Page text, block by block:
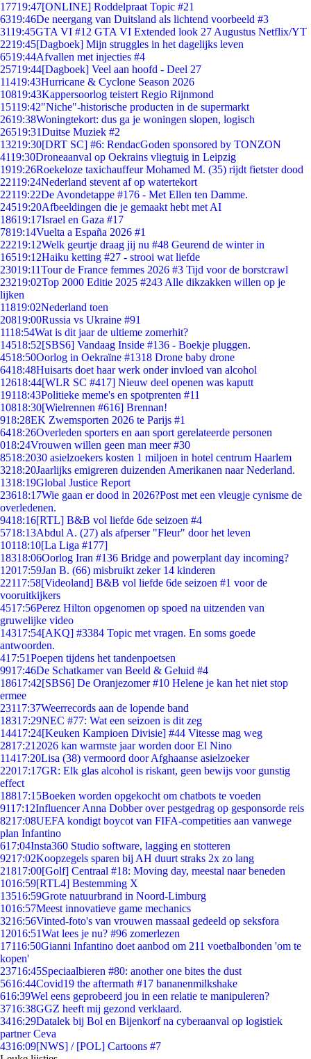
17719:47[ONLINE] Roddelpraat Topic #21
6319:46De neergang van Duitsland als lichtend voorbeeld #3
3119:45GTA VI #12 GTA VI Extended look 27 Augustus Netflix/YT
2219:45[Dagboek] Mijn struggles in het dagelijks leven
6519:44Afvallen met injecties #4
25719:44[Dagboek] Veel aan hoofd - Deel 27
11419:43Hurricane & Cyclone Season 2026
10819:43Kappersoorlog teistert Regio Rijnmond
15119:42"Niche"-historische producten in de supermarkt
2619:38Woningtekort: dus ga je woningen slopen, logisch
26519:31Duitse Muziek #2
13219:30[DRT SC] #6: RendacGoden sponsored by TONZON
4119:30Droneaanval op Oekrains vliegtuig in Leipzig
1919:26Roekeloze taxichauffeur Mohamed M. (35) rijdt fietster dood
22119:24Nederland stevent af op watertekort
22119:22De Avondetappe #176 - Met Ellen ten Damme.
24519:20Afbeeldingen die je gemaakt hebt met AI
18619:17Israel en Gaza #17
7819:14Vuelta a España 2026 #1
22219:12Welk geurtje draag jij nu #48 Geurend de winter in
16519:12Haiku ketting #27 - strooi wat liefde
23019:11Tour de France femmes 2026 #3 Tijd voor de borstcrawl
23219:02Top 2000 Editie 2025 #243 Alle dikzakken willen op je
lijken
11819:02Nederland toen
20819:00Russia vs Ukraine #91
1118:54Wat is dit jaar de ultieme zomerhit?
14518:52[SBS6] Vandaag Inside #136 - Boekje pluggen.
4518:50Oorlog in Oekraïne #1318 Drone baby drone
6418:48Huisarts doet haar werk onder invloed van alcohol
12618:44[WLR SC #417] Nieuw deel openen was kaputt
19118:43Politieke meme's en spotprenten #11
10818:30[Wielrennen #616] Brennan!
918:28EK Zwemsporten 2026 te Parijs #1
6418:26Overleden sporters en aan sport gerelateerde personen
018:24Vrouwen willen geen man meer #30
8518:2030 asielzoekers kosten 1 miljoen in hotel centrum Haarlem
3218:20Jaarlijks emigreren duizenden Amerikanen naar Nederland.
1318:19Global Justice Report
23618:17Wie gaan er dood in 2026?Post met een vleugje cynisme de
overledenen.
9418:16[RTL] B&B vol liefde 6de seizoen #4
5718:13Abdul A. (27) als afperser "Fleur" door het leven
10118:10[La Liga #177]
18318:06Oorlog Iran #136 Bridge and powerplant day incoming?
12017:59Jan B. (66) misbruikt zeker 14 kinderen
22117:58[Videoland] B&B vol liefde 6de seizoen #1 voor de
vooruitkijkers
4517:56Perez Hilton opgenomen op spoed na uitzenden van
gruwelijke video
14317:54[AKQ] #3384 Topic met vragen. En soms goede
antwoorden.
417:51Poepen tijdens het tandenpoetsen
9917:46De Schatkamer van Beeld & Geluid #4
18617:42[SBS6] De Oranjezomer #10 Helene je kan het niet stop
ermee
23117:37Weerrecords aan de lopende band
18317:29NEC #77: Wat een seizoen is dit zeg
14417:24[Keuken Kampioen Divisie] #44 Vitesse mag weg
2817:21 2026 kan warmste jaar worden door El Nino
11417:20Lisa (38) vermoord door Afghaanse asielzoeker
22017:17GR: Elk glas alcohol is riskant, geen bewijs voor gunstig
effect
18817:15Boeken worden opgekocht om chatbots te voeden
9117:12Influencer Anna Dobber over pestgedrag op gesponsorde reis
8217:08UEFA kondigt boycot van FIFA-competities aan vanwege
plan Infantino
617:04Insta360 Studio software, lagging en stotteren
9217:02Koopzegels sparen bij AH duurt straks 2x zo lang
21817:00[Golf] Centraal #18: Moving day, meestal naar beneden
1016:59[RTL4] Bestemming X
13516:59Grote natuurbrand in Noord-Limburg
1016:57Meest innovatieve game mechanics
3216:56Vinted-foto's van vrouwen massaal gedeeld op seksfora
12016:51Wat lees je nu? #96 zomerlezen
17116:50Gianni Infantino doet aanbod om 211 voetbalbonden 'om te
kopen'
23716:45Speciaalbieren #80: another one bites the dust
5616:44Covid19 the aftermath #17 bananenmilkshake
616:39Wel eens geprobeerd jou in een relatie te manipuleren?
3716:38GGZ heeft mij gezond verklaard.
3416:29Datalek bij Bol en Bijenkorf na cyberaanval op logistiek
partner Ceva
4316:09[NWS] / [POL] Cartoons #7